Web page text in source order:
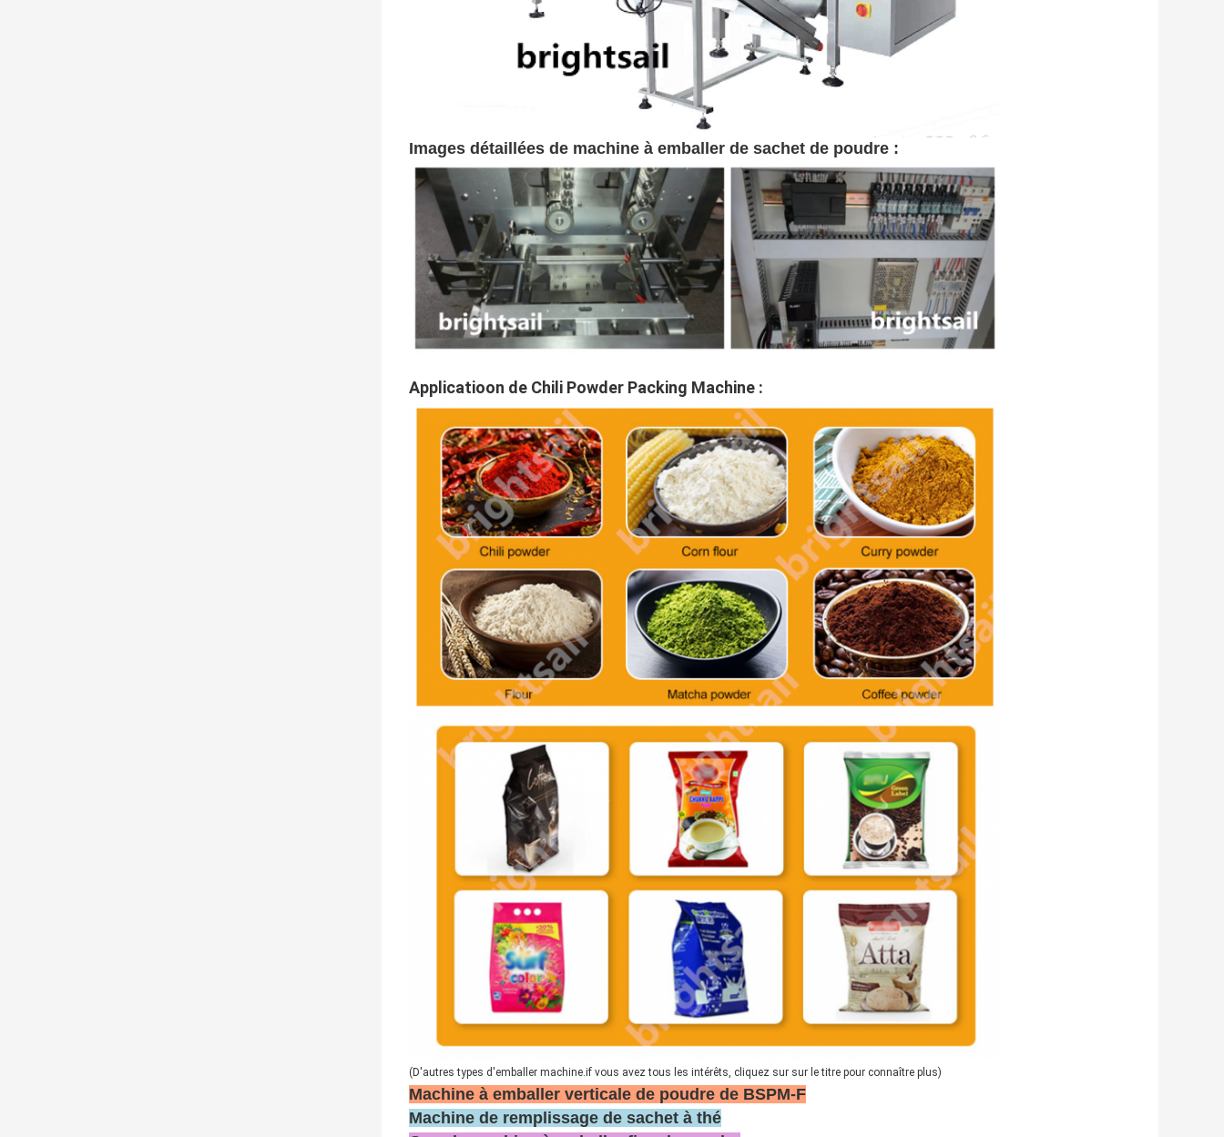
Images détaillées de machine à emballer de sachet de poudre :
Applicatioon de Chili Powder Packing Machine :
(D'autres types d'emballer machine.if vous avez tous les intérêts, cliquez sur sur le titre pour connaître plus)
Machine à emballer verticale de poudre de BSPM-F
Machine de remplissage de sachet à thé